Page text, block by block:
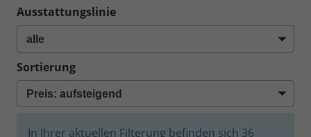
Ausstattungslinie
Sortierung
In Ihrer aktuellen Filterung befinden sich 36